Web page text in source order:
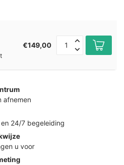
€149,00
afnemen
24/7 begeleiding
u voor